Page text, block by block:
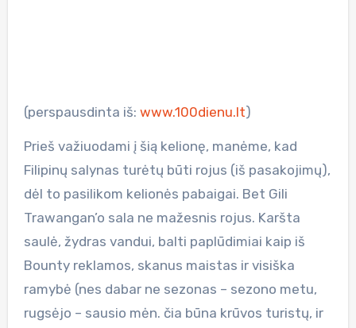
(perspausdinta iš: www.100dienu.lt)
Prieš važiuodami į šią kelionę, manėme, kad
Filipinų salynas turėtų būti rojus (iš pasakojimų),
dėl to pasilikom kelionės pabaigai. Bet Gili
Trawangan’o sala ne mažesnis rojus. Karšta
saulė, žydras vandui, balti paplūdimiai kaip iš
Bounty reklamos, skanus maistas ir visiška
ramybė (nes dabar ne sezonas – sezono metu,
rugsėjo – sausio mėn. čia būna krūvos turistų, ir